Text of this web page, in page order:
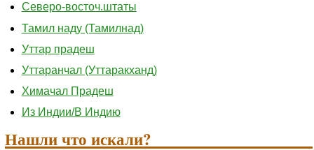
Северо-восточ.штаты
Тамил наду (Тамилнад)
Уттар прадеш
Уттаранчал (Уттаракханд)
Химачал Прадеш
Из Индии/В Индию
Нашли что искали?